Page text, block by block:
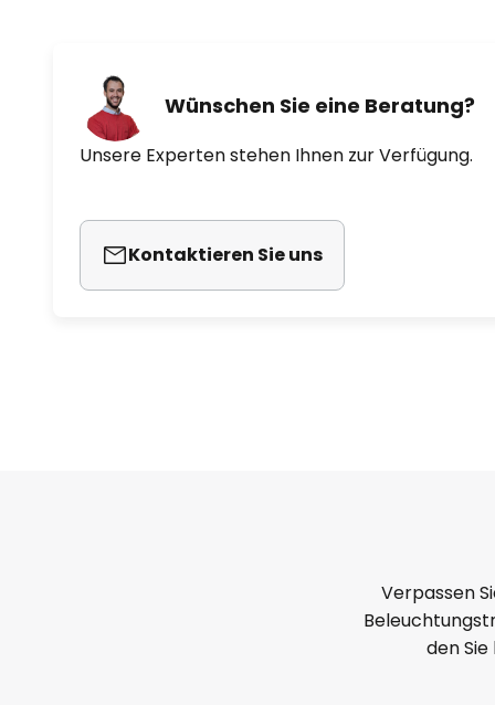
Wünschen Sie eine Beratung?
Unsere Experten stehen Ihnen zur Verfügung.
Kontaktieren Sie uns
Verpassen
den